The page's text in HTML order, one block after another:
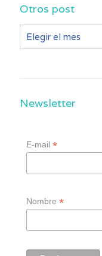
Otros post
post
Newsletter
E-mail*
Nombre*